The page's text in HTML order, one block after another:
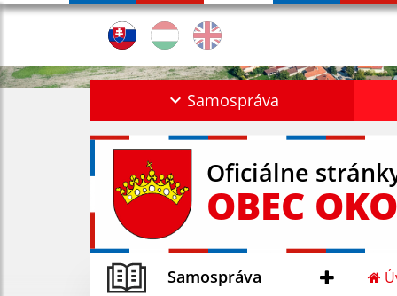
Samospráva
Oficiálne
OBEC
Samospráva